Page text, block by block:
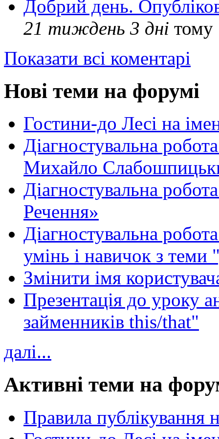
Добрий день.
21 тиждень 3 дні тому
Показати всі коментарі
Нові теми на форумі
Гостини-до Лесі на
Діагностувальна
Михайло
Діагностувальна
Речення»
Діагностувальна
умінь і навичок з теми
Змінити імя
Презентація до уроку
займенників this/that"
далі...
Активні теми на
Правила публікування